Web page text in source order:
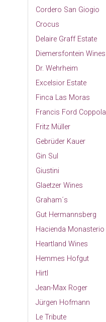
Cordero San Giogio
Crocus
Delaire Graff Estate
Diemersfontein Wines
Dr. Wehrheim
Excelsior Estate
Finca Las Moras
Francis Ford Coppola
Fritz Müller
Gebrüder Kauer
Gin Sul
Giustini
Glaetzer Wines
Graham´s
Gut Hermannsberg
Hacienda Monasterio
Heartland Wines
Hemmes Hofgut
Hirtl
Jean-Max Roger
Jürgen Hofmann
Le Tribute